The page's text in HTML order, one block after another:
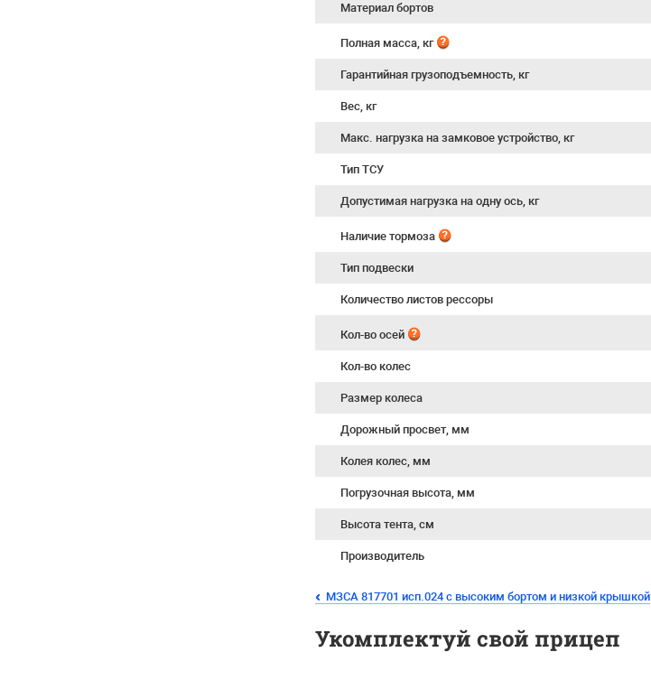
Материал бортов
Полная масса, кг
Гарантийная грузоподъемность, кг
Вес, кг
Макс. нагрузка на замковое устройство, кг
Тип ТСУ
Допустимая нагрузка на одну ось, кг
Наличие тормоза
Тип подвески
Количество листов рессоры
Кол-во осей
Кол-во колес
Размер колеса
Дорожный просвет, мм
Колея колес, мм
Погрузочная высота, мм
Высота тента, см
Производитель
МЗСА 817701 исп.024 с высоким бортом и низкой крышкой
Укомплектуй свой прицеп